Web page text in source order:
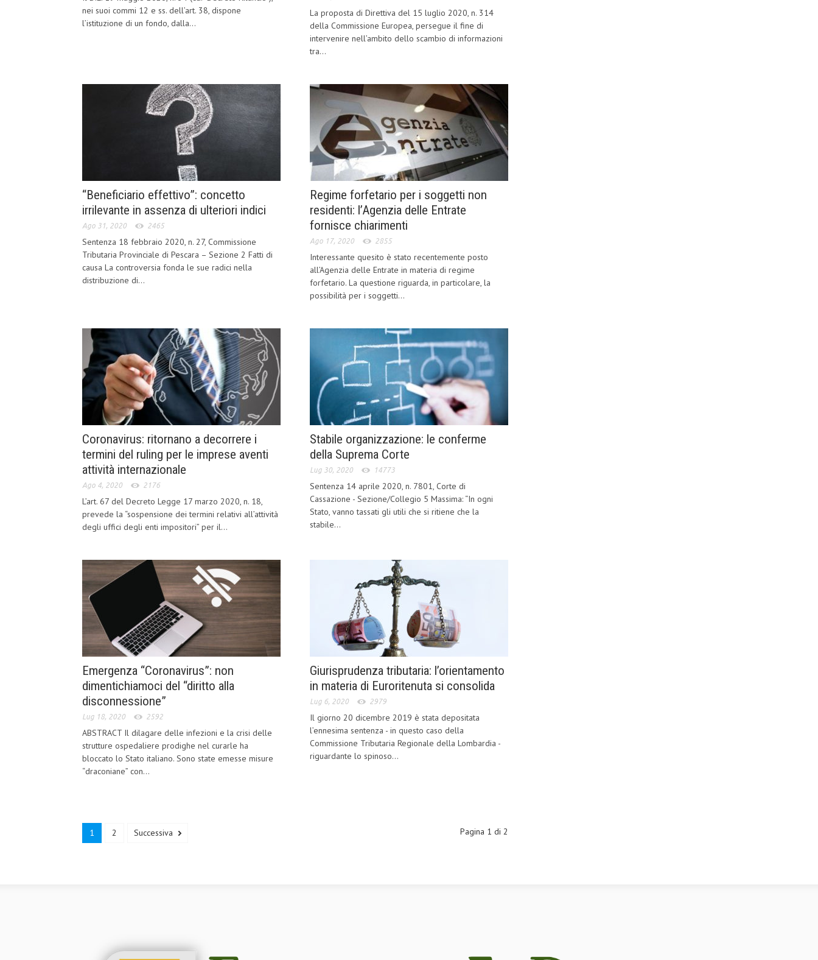
nei suoi commi 12 e ss. dell’art. 38, dispone
l’istituzione di un fondo, dalla...
La proposta di Direttiva del 15 luglio 2020, n. 314
della Commissione Europea, persegue il fine di
intervenire nell’ambito dello scambio di informazioni
tra...
“Beneficiario effettivo”: concetto
irrilevante in assenza di ulteriori indici
Ago 31, 2020 2465
Sentenza 18 febbraio 2020, n. 27, Commissione
Tributaria Provinciale di Pescara – Sezione 2 Fatti di
causa La controversia fonda le sue radici nella
distribuzione di...
Regime forfetario per i soggetti non
residenti: l’Agenzia delle Entrate
fornisce chiarimenti
Ago 17, 2020 2855
Interessante quesito è stato recentemente posto
all’Agenzia delle Entrate in materia di regime
forfetario. La questione riguarda, in particolare, la
possibilità per i soggetti...
Coronavirus: ritornano a decorrere i
termini del ruling per le imprese aventi
attività internazionale
Ago 4, 2020 2176
L’art. 67 del Decreto Legge 17 marzo 2020, n. 18,
prevede la “sospensione dei termini relativi all’attività
degli uffici degli enti impositori” per il...
Stabile organizzazione: le conferme
della Suprema Corte
Lug 30, 2020 14773
Sentenza 14 aprile 2020, n. 7801, Corte di
Cassazione - Sezione/Collegio 5 Massima: “In ogni
Stato, vanno tassati gli utili che si ritiene che la
stabile...
Emergenza “Coronavirus”: non
dimentichiamoci del “diritto alla
disconnessione”
Lug 18, 2020 2592
ABSTRACT Il dilagare delle infezioni e la crisi delle
strutture ospedaliere prodighe nel curarle ha
bloccato lo Stato italiano. Sono state emesse misure
“draconiane” con...
Giurisprudenza tributaria: l’orientamento
in materia di Euroritenuta si consolida
Lug 6, 2020 2979
Il giorno 20 dicembre 2019 è stata depositata
l’ennesima sentenza - in questo caso della
Commissione Tributaria Regionale della Lombardia -
riguardante lo spinoso...
1 2 Successiva Pagina 1 di 2